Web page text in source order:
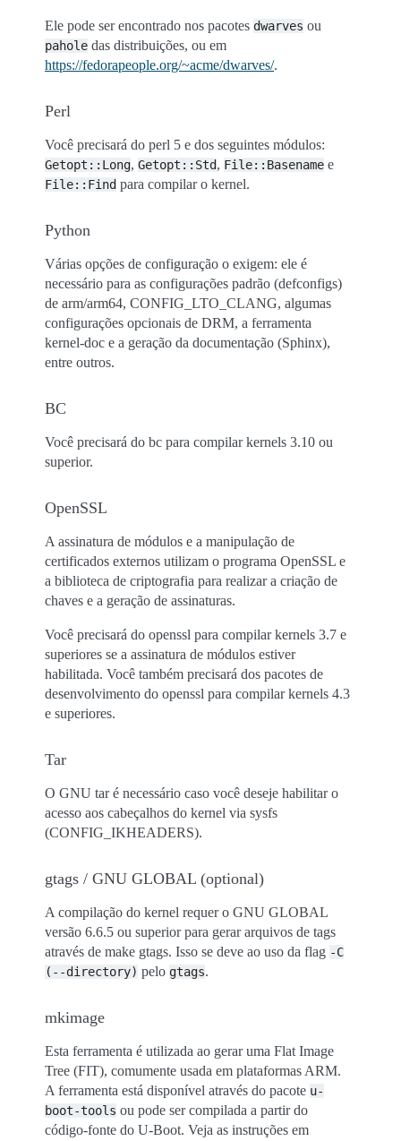
Ele pode ser encontrado nos pacotes dwarves ou
pahole das distribuições, ou em
https://fedorapeople.org/~acme/dwarves/.
Perl
Você precisará do perl 5 e dos seguintes módulos:
Getopt::Long, Getopt::Std, File::Basename e
File::Find para compilar o kernel.
Python
Várias opções de configuração o exigem: ele é
necessário para as configurações padrão (defconfigs)
de arm/arm64, CONFIG_LTO_CLANG, algumas
configurações opcionais de DRM, a ferramenta
kernel-doc e a geração da documentação (Sphinx),
entre outros.
BC
Você precisará do bc para compilar kernels 3.10 ou
superior.
OpenSSL
A assinatura de módulos e a manipulação de
certificados externos utilizam o programa OpenSSL e
a biblioteca de criptografia para realizar a criação de
chaves e a geração de assinaturas.
Você precisará do openssl para compilar kernels 3.7 e
superiores se a assinatura de módulos estiver
habilitada. Você também precisará dos pacotes de
desenvolvimento do openssl para compilar kernels 4.3
e superiores.
Tar
O GNU tar é necessário caso você deseje habilitar o
acesso aos cabeçalhos do kernel via sysfs
(CONFIG_IKHEADERS).
gtags / GNU GLOBAL (optional)
A compilação do kernel requer o GNU GLOBAL
versão 6.6.5 ou superior para gerar arquivos de tags
através de make gtags. Isso se deve ao uso da flag -C
(--directory) pelo gtags.
mkimage
Esta ferramenta é utilizada ao gerar uma Flat Image
Tree (FIT), comumente usada em plataformas ARM.
A ferramenta está disponível através do pacote u-
boot-tools ou pode ser compilada a partir do
código-fonte do U-Boot. Veja as instruções em